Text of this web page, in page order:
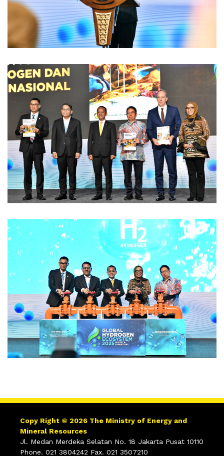
Copy Right © 2026 The Ministry of Energy and
Mineral Resources
Jl. Medan Merdeka Selatan No. 18 Jakarta Pusat 10110
Phone. 021 3804242 Fax. 021 3507210